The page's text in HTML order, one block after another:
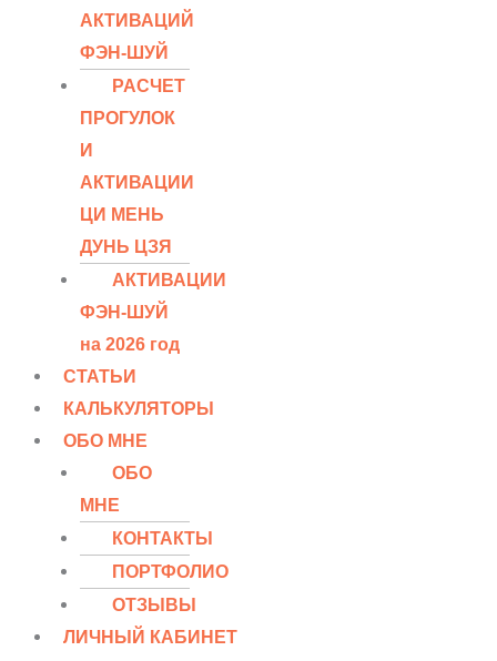
АКТИВАЦИЙ
ФЭН-ШУЙ
РАСЧЕТ
ПРОГУЛОК
И
АКТИВАЦИИ
ЦИ МЕНЬ
ДУНЬ ЦЗЯ
АКТИВАЦИИ
ФЭН-ШУЙ
на 2026 год
СТАТЬИ
КАЛЬКУЛЯТОРЫ
ОБО МНЕ
ОБО
МНЕ
КОНТАКТЫ
ПОРТФОЛИО
ОТЗЫВЫ
ЛИЧНЫЙ КАБИНЕТ